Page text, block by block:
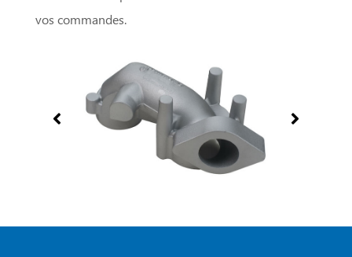
vos commandes.